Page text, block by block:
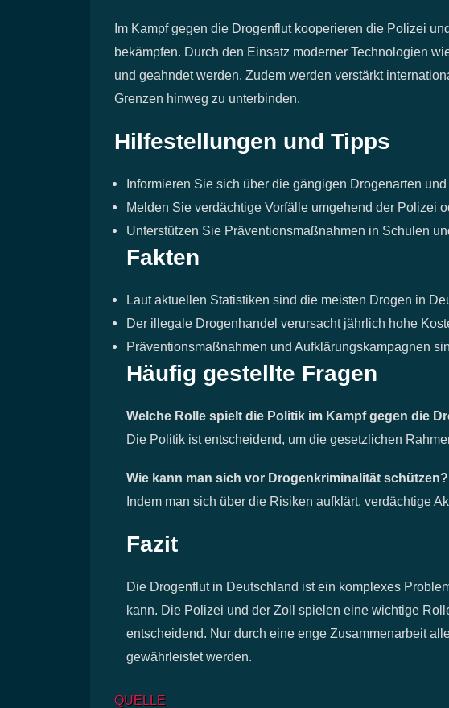
Im Kampf gegen die Drogenflut kooperieren die Polizei
bekämpfen. Durch den Einsatz moderner Technologien
und geahndet werden. Zudem werden verstärkt
Grenzen hinweg zu unterbinden.
Hilfestellungen und Tipps
Informieren Sie sich über die gängigen Drogenarten
Melden Sie verdächtige Vorfälle umgehend der Polizei
Unterstützen Sie Präventionsmaßnahmen in Schulen
Fakten
Laut aktuellen Statistiken sind die meisten Drogen in
Der illegale Drogenhandel verursacht jährlich hohe
Präventionsmaßnahmen und Aufklärungskampagnen
Häufig gestellte Fragen
Welche Rolle spielt die Politik im Kampf gegen die
Die Politik ist entscheidend, um die gesetzlichen
Wie kann man sich vor Drogenkriminalität schützen?
Indem man sich über die Risiken aufklärt, verdächtige
Fazit
Die Drogenflut in Deutschland ist ein komplexes
kann. Die Polizei und der Zoll spielen eine wichtige
entscheidend. Nur durch eine enge Zusammenarbeit
gewährleistet werden.
QUELLE